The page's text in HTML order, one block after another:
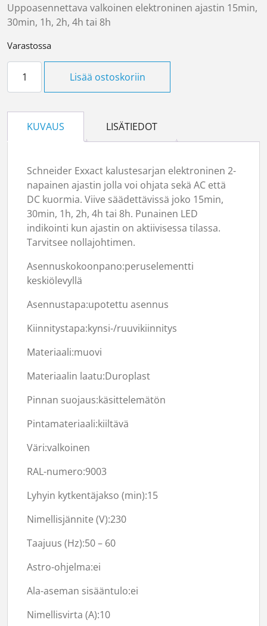
Uppoasennettava valkoinen elektroninen ajastin 15min,
30min, 1h, 2h, 4h tai 8h
Varastossa
Lisää ostoskoriin
KUVAUS LISÄTIEDOT
Schneider Exxact kalustesarjan elektroninen 2-
napainen ajastin jolla voi ohjata sekä AC että
DC kuormia. Viive säädettävissä joko 15min,
30min, 1h, 2h, 4h tai 8h. Punainen LED
indikointi kun ajastin on aktiivisessa tilassa.
Tarvitsee nollajohtimen.
Asennuskokoonpano:peruselementti
keskiölevyllä
Asennustapa:upotettu asennus
Kiinnitystapa:kynsi-/ruuvikiinnitys
Materiaali:muovi
Materiaalin laatu:Duroplast
Pinnan suojaus:käsittelemätön
Pintamateriaali:kiiltävä
Väri:valkoinen
RAL-numero:9003
Lyhyin kytkentäjakso (min):15
Nimellisjännite (V):230
Taajuus (Hz):50 – 60
Astro-ohjelma:ei
Ala-aseman sisääntulo:ei
Nimellisvirta (A):10